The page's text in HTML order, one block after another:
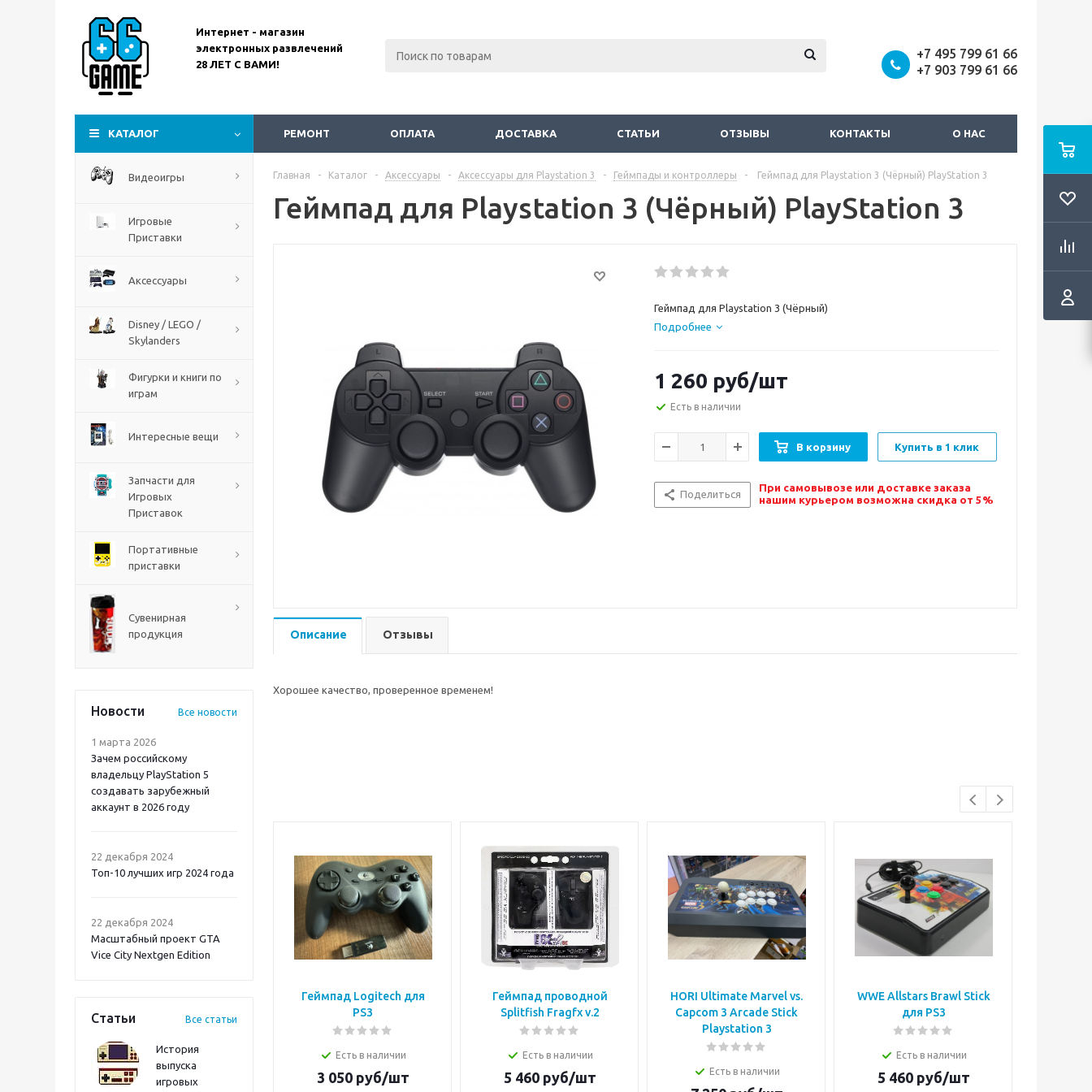
Интернет - магазин
электронных развлечений
28 ЛЕТ С ВАМИ!
+7 495 799 61 66
+7 903 799 61 66
КАТАЛОГ РЕМОНТ ОПЛАТА ДОСТАВКА СТАТЬИ ОТЗЫВЫ КОНТАКТЫ О НАС
Видеоигры
Игровые
Приставки
Аксессуары
Disney / LEGO /
Skylanders
Фигурки и книги по
играм
Интересные вещи
Запчасти для
Игровых
Приставок
Портативные
приставки
Сувенирная
продукция
Новости Все новости
1 марта 2026
Зачем российскому
владельцу PlayStation 5
создавать зарубежный
аккаунт в 2026 году
22 декабря 2024
Топ-10 лучших игр 2024 года
22 декабря 2024
Масштабный проект GTA
Vice City Nextgen Edition
Статьи Все статьи
История
выпуска
игровых
Assassin’s Creed
Codename Red
The Blood of Dawnwalker
Onimusha: Way of the
Главная - Каталог - Аксессуары - Аксессуары для Playstation 3 - Геймпады и контроллеры - Геймпад для Playstation 3 (Чёрный) PlayStation 3
Геймпад для Playstation 3 (Чёрный) PlayStation 3
Геймпад для Playstation 3 (Чёрный)
Подробнее
1 260 руб/шт
Есть в наличии
В корзину Купить в 1 клик
Поделиться
При самовывозе или доставке заказа
нашим курьером возможна скидка от 5%
Описание Отзывы
Хорошее качество, проверенное временем!
Геймпад Logitech для
PS3
Есть в наличии
3 050руб/шт
Геймпад проводной
Splitfish Fragfx v.2
Есть в наличии
5 460руб/шт
HORI Ultimate Marvel vs.
Capcom 3 Arcade Stick
Playstation 3
Есть в наличии
WWE Allstars Brawl Stick
для PS3
Есть в наличии
5 460руб/шт